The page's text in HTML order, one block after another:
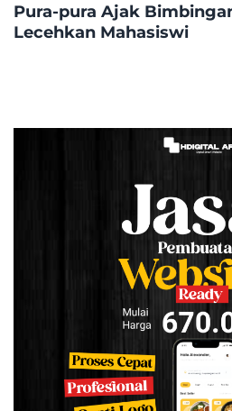
Pura-pura Ajak
Lecehkan Mahasiswi